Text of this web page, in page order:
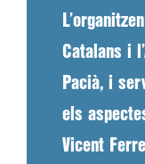
Catalans i
Pacià, i
els
Vicent